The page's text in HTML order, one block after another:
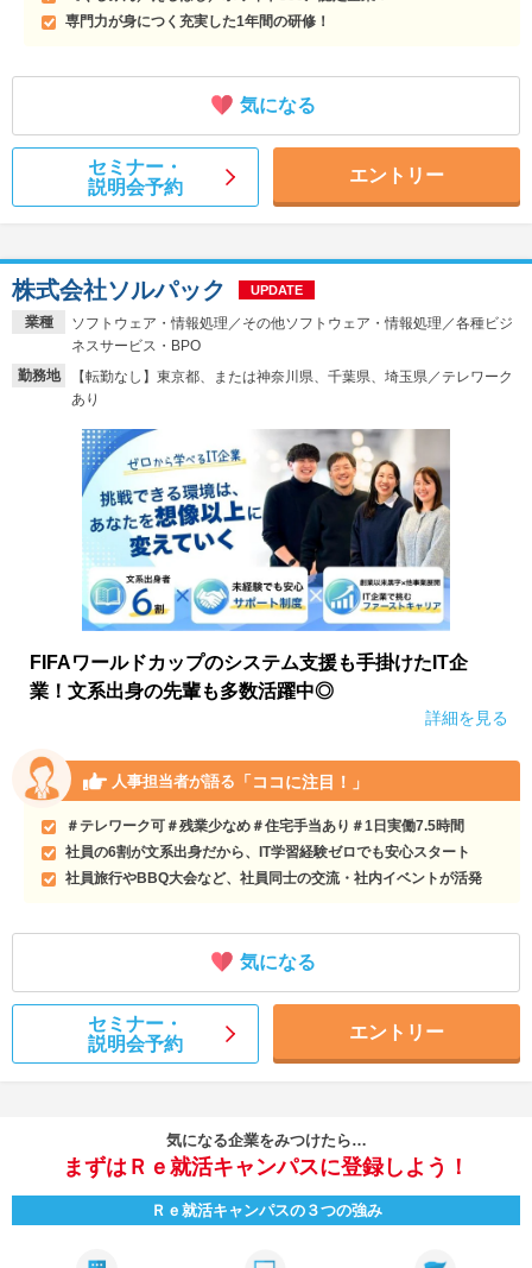
専門力が身につく充実した1年間の研修！
気になる
セミナー・
説明会予約
エントリー
業種
ソフトウェア・情報処理／その他ソフトウェア・情報処理／各種ビジ
ネスサービス・BPO
勤務地
【転勤なし】東京都、または神奈川県、千葉県、埼玉県／テレワーク
あり
株式会社ソルパック UPDATE
FIFAワールドカップのシステム支援も手掛けたIT企
業！文系出身の先輩も多数活躍中◎
詳細を見る
人事担当者が語る 「ココに注目！」
＃テレワーク可＃残業少なめ＃住宅手当あり＃1日実働7.5時間
社員の6割が文系出身だから、IT学習経験ゼロでも安心スタート
社員旅行やBBQ大会など、社員同士の交流・社内イベントが活発
気になる
セミナー・
説明会予約
エントリー
気になる企業をみつけたら…
まずはＲｅ就活キャンパスに登録しよう！
Ｒｅ就活キャンパスの３つの強み